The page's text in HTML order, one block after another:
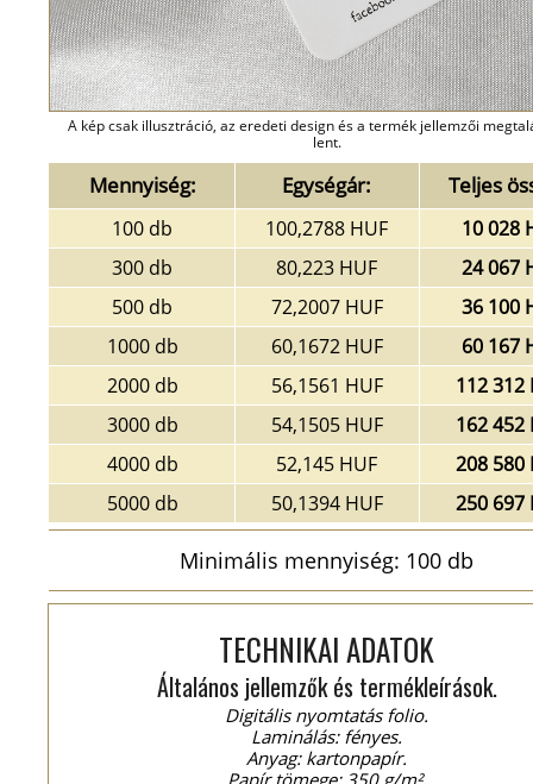
A kép csak illusztráció, az eredeti design és a termék jellemzői
lent.
Mennyiség: Egységár: Teljes
100 db 100,2788 HUF
10 028
300 db
80,223 HUF
24 067
500 db
72,2007 HUF
36 100
1000 db
60,1672 HUF
60 167
2000 db
56,1561 HUF
112 312
3000 db
54,1505 HUF
162 452
4000 db
52,145 HUF
208 580
5000 db
50,1394 HUF 250 697
Minimális mennyiség: 100 db
TECHNIKAI ADATOK
Általános jellemzők és termékleírások.
Digitális nyomtatás folio.
Laminálás: fényes.
Anyag: kartonpapír.
Papír tömege: 350 g/m².